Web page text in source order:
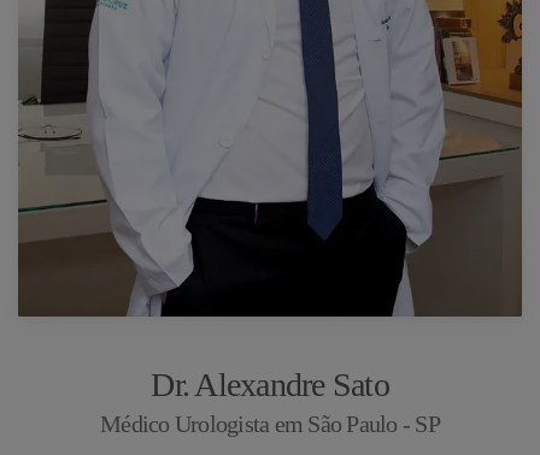
Dr. Alexandre Sato
Médico Urologista em São Paulo - SP